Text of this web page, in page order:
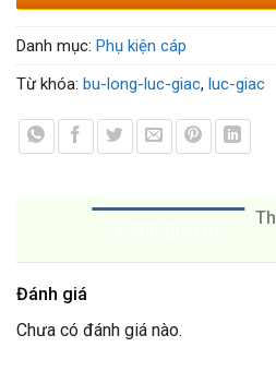
Danh mục: Phụ kiện cáp
Từ khóa: bu-long-luc-giac, luc-giac
Đánh giá
Chưa có đánh giá nào.